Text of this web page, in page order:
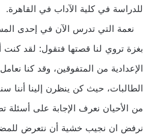
للدراسة في كلية الآداب في القاهرة.
نعمة التي تدرس الآن في إحدى
بغزة تروي لنا قصتها فتقول: لقد كنت
الإعدادية من المتفوقين، وقد كنا
الطالبات، حيث كن ينظرن إلينا أننا
من الأحيان نعرف الإجابة على
نرفض ان نجيب خشية أن نتعرض